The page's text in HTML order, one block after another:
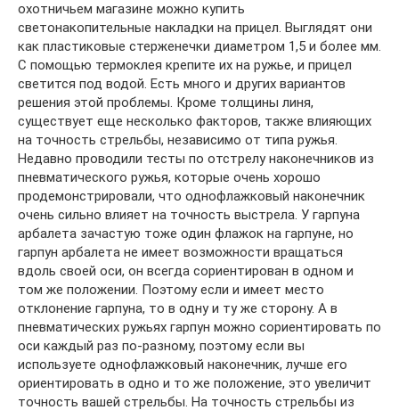
охотничьем магазине можно купить
светонакопительные накладки на прицел. Выглядят они
как пластиковые стерженечки диаметром 1,5 и более мм.
С помощью термоклея крепите их на ружье, и прицел
светится под водой. Есть много и других вариантов
решения этой проблемы. Кроме толщины линя,
существует еще несколько факторов, также влияющих
на точность стрельбы, независимо от типа ружья.
Недавно проводили тесты по отстрелу наконечников из
пневматического ружья, которые очень хорошо
продемонстрировали, что однофлажковый наконечник
очень сильно влияет на точность выстрела. У гарпуна
арбалета зачастую тоже один флажок на гарпуне, но
гарпун арбалета не имеет возможности вращаться
вдоль своей оси, он всегда сориентирован в одном и
том же положении. Поэтому если и имеет место
отклонение гарпуна, то в одну и ту же сторону. А в
пневматических ружьях гарпун можно сориентировать по
оси каждый раз по-разному, поэтому если вы
используете однофлажковый наконечник, лучше его
ориентировать в одно и то же положение, это увеличит
точность вашей стрельбы. На точность стрельбы из